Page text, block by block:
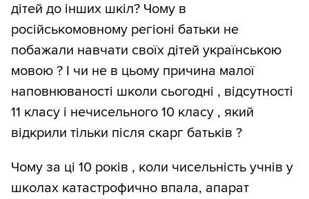
дітей до інших шкіл? Чому в
російськомовному регіоні батьки не
побажали навчати своїх дітей українською
мовою ? І чи не в цьому причина малої
наповнюваності школи сьогодні , відсутності
11 класу і нечисельного 10 класу , який
відкрили тільки після скарг батьків ?
Чому за ці 10 років , коли чисельність учнів у
школах катастрофично впала, апарат